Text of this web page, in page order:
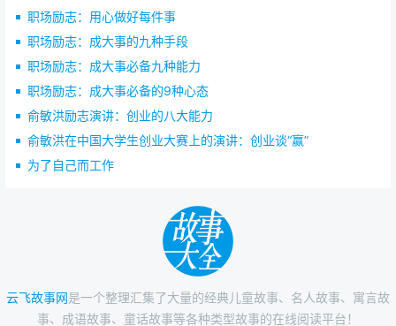
职场励志：用心做好每件事
职场励志：成大事的九种手段
职场励志：成大事必备九种能力
职场励志：成大事必备的9种心态
俞敏洪励志演讲：创业的八大能力
俞敏洪在中国大学生创业大赛上的演讲：创业谈“赢”
为了自己而工作
云飞故事网是一个整理汇集了大量的经典儿童故事、名人故事、寓言故
事、成语故事、童话故事等各种类型故事的在线阅读平台！